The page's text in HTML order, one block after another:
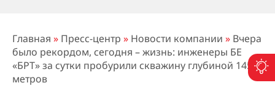
Главная » Пресс-центр » Новости компании » Вчера
было рекордом, сегодня – жизнь: инженеры БЕ
«БРТ» за сутки пробурили скважину глубиной 1459
метров